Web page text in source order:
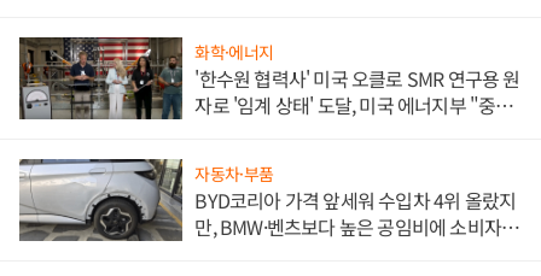
화학·에너지
'한수원 협력사' 미국 오클로 SMR 연구용 원
자로 '임계 상태' 도달, 미국 에너지부 "중요
자동차·부품
BYD코리아 가격 앞세워 수입차 4위 올랐지
만, BMW·벤츠보다 높은 공임비에 소비자